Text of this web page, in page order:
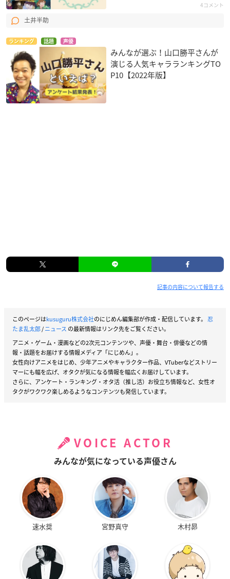
4コメント
土井半助
ランキング 話題 声優
みんなが選ぶ！山口勝平さんが
演じる人気キャラランキングTO
P10【2022年版】
記事の内容について報告する
このページはkusuguru株式会社のにじめん編集部が作成・配信しています。 忍
たま乱太郎/ニュース の最新情報はリンク先をご覧ください。
アニメ・ゲーム・漫画などの2次元コンテンツや、声優・舞台・俳優などの情
報・話題をお届けする情報メディア「にじめん」。
女性向けアニメをはじめ、少年アニメやキャラクター作品、VTuberなどストリー
マーにも幅を広げ、オタクが気になる情報を幅広くお届けしています。
さらに、アンケート・ランキング・オタ活（推し活）お役立ち情報など、女性オ
タクがワクワク楽しめるようなコンテンツも発信しています。
VOICE ACTOR
みんなが気になっている声優さん
速水奨 宮野真守 木村昴